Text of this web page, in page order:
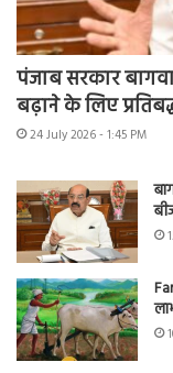
पंजाब सरकार
बढ़ाने के लिए
24 July 2026 - 1:45 PM